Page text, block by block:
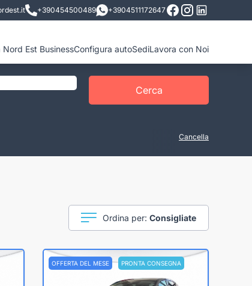
+390454500489 +3904511172647
Nord Est BusinessConfigura autoSediLavora con Noi
Cerca
Cancella
Ordina per: Consigliate
OFFERTA DEL MESE PRONTA CONSEGNA